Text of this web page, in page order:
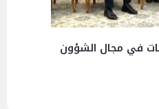
في مجال الشؤون